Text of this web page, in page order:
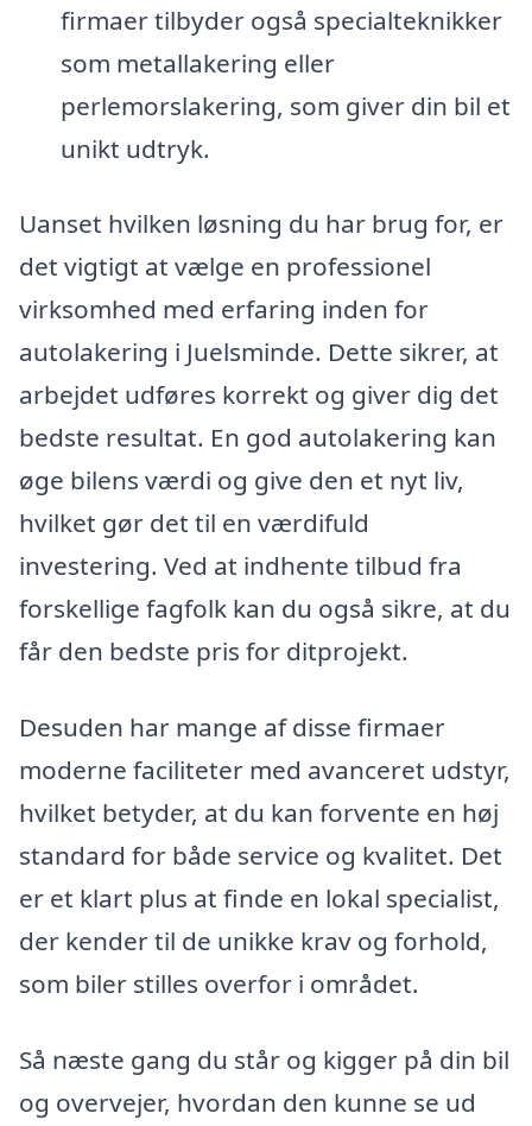
firmaer tilbyder også specialteknikker
som metallakering eller
perlemorslakering, som giver din bil et
unikt udtryk.
Uanset hvilken løsning du har brug for, er
det vigtigt at vælge en professionel
virksomhed med erfaring inden for
autolakering i Juelsminde. Dette sikrer, at
arbejdet udføres korrekt og giver dig det
bedste resultat. En god autolakering kan
øge bilens værdi og give den et nyt liv,
hvilket gør det til en værdifuld
investering. Ved at indhente tilbud fra
forskellige fagfolk kan du også sikre, at du
får den bedste pris for ditprojekt.
Desuden har mange af disse firmaer
moderne faciliteter med avanceret udstyr,
hvilket betyder, at du kan forvente en høj
standard for både service og kvalitet. Det
er et klart plus at finde en lokal specialist,
der kender til de unikke krav og forhold,
som biler stilles overfor i området.
Så næste gang du står og kigger på din bil
og overvejer, hvordan den kunne se ud